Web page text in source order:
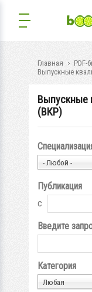
Главная
PDF-
Выпускные
Выпускные
(ВКР)
- Любой -
Публикация
с
Введите
Категория
Любая